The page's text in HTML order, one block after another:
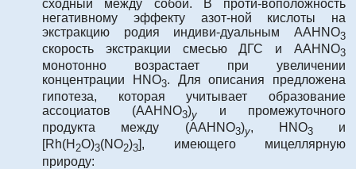
сходный между собой. В проти-воположность
негативному эффекту азот-ной кислоты на
экстракцию родия индиви-дуальным AAHNO3
скорость экстракции смесью ДГС и AAHNO3
монотонно возрастает при увеличении
концентрации HNO3. Для описания предложена
гипотеза, которая учитывает образование
ассоциатов (ААHNO3)y и промежуточного
продукта между (ААHNO3)y, HNO3и
[Rh(H 2O)3(NO2)3 ], имеющего мицеллярную
природу: